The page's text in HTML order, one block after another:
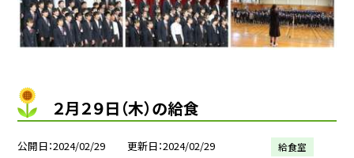
２月２９日（木）の給食
公開日 2024/02/29 更新日 2024/02/29 給食室